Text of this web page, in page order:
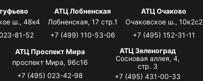
ш., 48к4
81-52
АТЦ Лобненская
Лобненская, 17 стр.1
+7 (499) 110-53-06
АТЦ Очаково
Очаковское ш., 10к2с2
+7 (495) 152-31-11
АТЦ Проспект Мира
проспект Мира, 96с16
+7 (495) 023-42-98
АТЦ Зеленоград
Сосновая аллея, 4,
стр. 3
+7 (495) 431-00-33